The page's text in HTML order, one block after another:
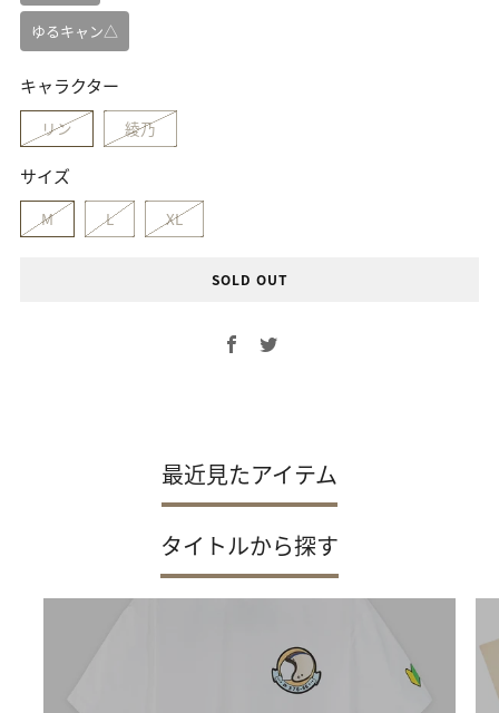
ゆるキャン△
キャラクター
リン 綾乃
サイズ
M L XL
SOLD OUT
Facebook
Twitter
最近見たアイテム
タイトルから探す